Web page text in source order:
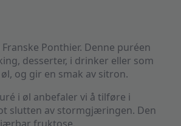
Ponthier. Denne puréen
desserter, i drinker eller som
og gir en smak av sitron.
i øl anbefaler vi å tilføre i
slutten av stormgjæringen. Den